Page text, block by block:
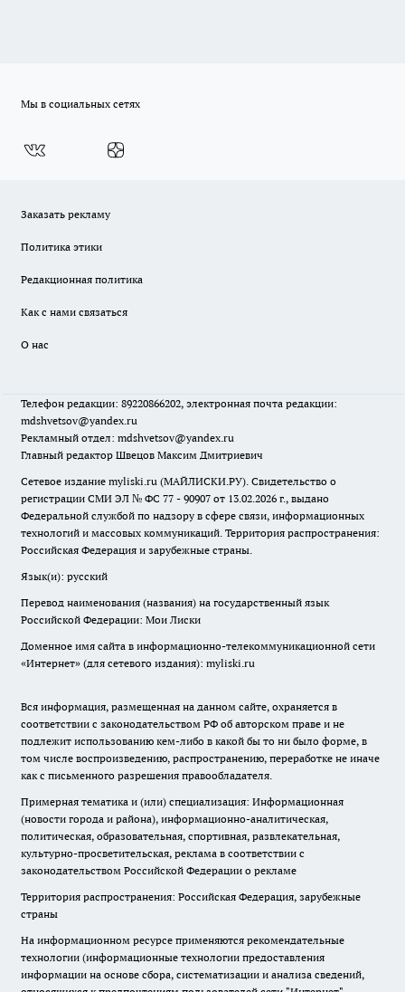
Мы в социальных сетях
Заказать рекламу
Политика этики
Редакционная политика
Как с нами связаться
О нас
Телефон редакции: 89220866202, электронная почта редакции:
mdshvetsov@yandex.ru
Рекламный отдел: mdshvetsov@yandex.ru
Главный редактор Швецов Максим Дмитриевич
Сетевое издание myliski.ru (МАЙЛИСКИ.РУ). Свидетельство о
регистрации СМИ ЭЛ № ФС 77 - 90907 от 13.02.2026 г., выдано
Федеральной службой по надзору в сфере связи, информационных
технологий и массовых коммуникаций. Территория распространения:
Российская Федерация и зарубежные страны.
Язык(и): русский
Перевод наименования (названия) на государственный язык
Российской Федерации: Мои Лиски
Доменное имя сайта в информационно-телекоммуникационной сети
«Интернет» (для сетевого издания): myliski.ru
Вся информация, размещенная на данном сайте, охраняется в
соответствии с законодательством РФ об авторском праве и не
подлежит использованию кем-либо в какой бы то ни было форме, в
том числе воспроизведению, распространению, переработке не иначе
как с письменного разрешения правообладателя.
Примерная тематика и (или) специализация: Информационная
(новости города и района), информационно-аналитическая,
политическая, образовательная, спортивная, развлекательная,
культурно-просветительская, реклама в соответствии с
законодательством Российской Федерации о рекламе
Территория распространения: Российская Федерация, зарубежные
страны
На информационном ресурсе применяются рекомендательные
технологии (информационные технологии предоставления
информации на основе сбора, систематизации и анализа сведений,